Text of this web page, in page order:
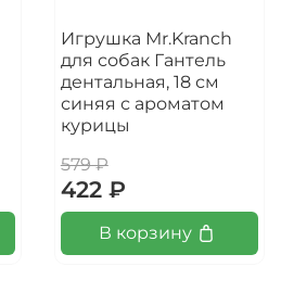
Игрушка Mr.Kranch
для собак Гантель
дентальная, 18 см
синяя с ароматом
курицы
579 ₽
422 ₽
В корзину